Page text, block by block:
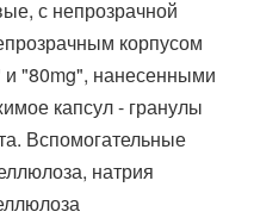
с непрозрачной
корпусом
и "80mg", нанесенными
капсул - гранулы
Вспомогательные
натрия